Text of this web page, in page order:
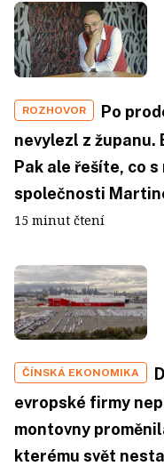
ROZHOVOR
Po
nevylezl z županu.
Pak ale řešíte, co
společnosti
15 minut čtení
ČÍNSKÁ EKONOMIKA
evropské firmy
montovny
kterému svět